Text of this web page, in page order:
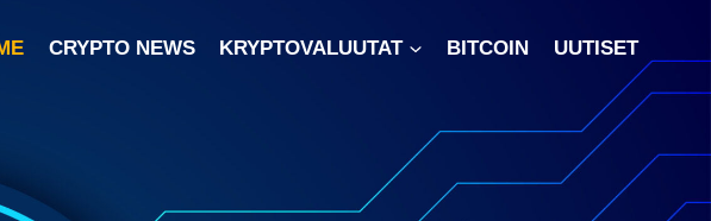
CRYPTO NEWS KRYPTOVALUUTAT BITCOIN UUTISET